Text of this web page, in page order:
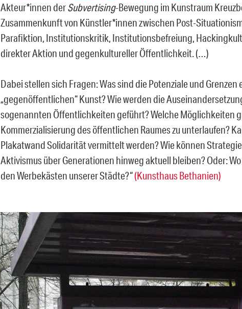
Akteur*innen derSubvertising-Bewegung im Kunstraum
Zusammenkunft von Künstler*innen zwischen Post-
Parafiktion, Institutionskritik, Institutionsbefreiung,
direkter Aktion und gegenkultureller Öffentlichkeit. (…)
Dabei stellen sich Fragen: Was sind die Potenziale und Grenzen
„gegenöffentlichen“ Kunst? Wie werden die
sogenannten Öffentlichkeiten geführt? Welche Möglichkeiten
Kommerzialisierung des öffentlichen Raumes zu unterlaufen?
Plakatwand Solidarität vermittelt werden? Wie können
Aktivismus über Generationen hinweg aktuell bleiben? Oder:
den Werbekästen unserer Städte?“(Kunsthaus Bethanien)